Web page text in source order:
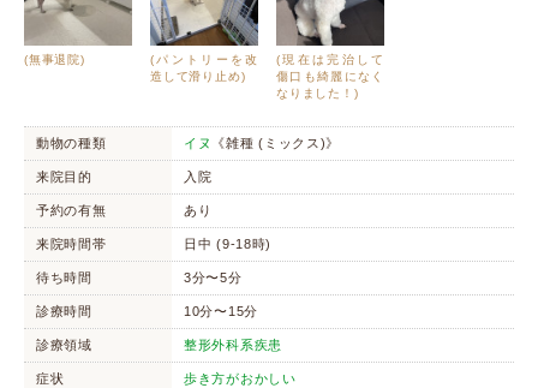
(無事退院)
(パントリーを改
造して滑り止め)
(現在は完治して
傷口も綺麗になく
なりました！)
動物の種類 イヌ 《雑種 (ミックス)》
来院目的 入院
予約の有無 あり
来院時間帯 日中 (9-18時)
待ち時間 3分〜5分
診療時間 10分〜15分
診療領域 整形外科系疾患
症状 歩き方がおかしい